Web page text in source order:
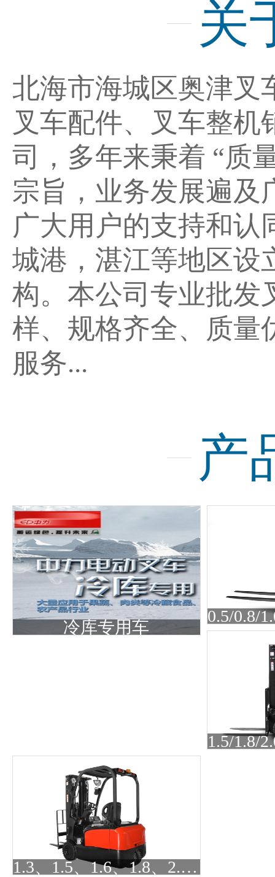
关
北海市海城区奥津叉
叉车配件、叉车整机
司，多年来秉着 “质
宗旨，业务发展遍及
广大用户的支持和认
城港，湛江等地区设
构。本公司专业批发
样、规格齐全、质量
服务...
产
冷库专用车
1.3、1.5、1.6、1.8、2.0吨三支点电动叉车